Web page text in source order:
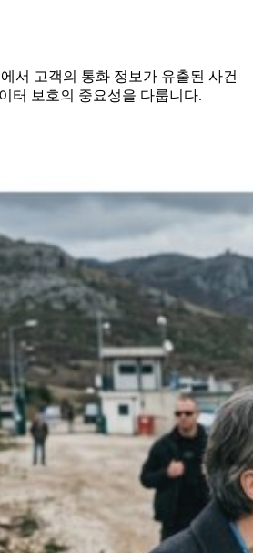
서 고객의 통화 정보가 유출된 사건
터 보호의 중요성을 다룹니다.